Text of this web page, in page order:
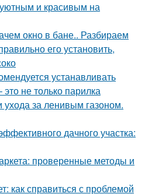
и красивым на
окно в бане.. Разбираем
его установить,
устанавливать
не только парилка
за ленивым газоном.
дачного участка:
проверенные методы и
как справиться с проблемой